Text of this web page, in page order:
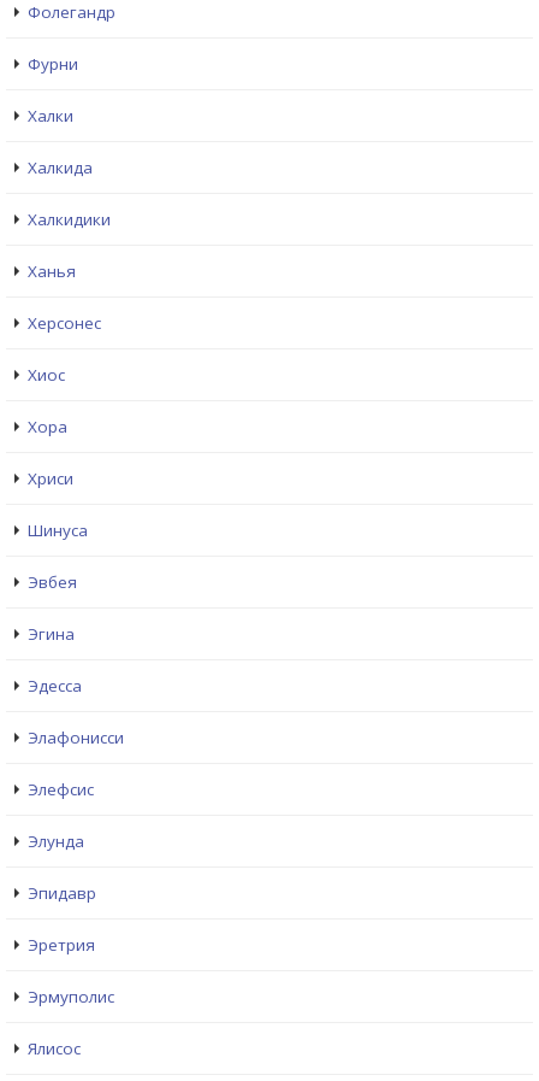
Фолегандр
Фурни
Халки
Халкида
Халкидики
Ханья
Херсонес
Хиос
Хора
Хриси
Шинуса
Эвбея
Эгина
Эдесса
Элафонисси
Элефсис
Элунда
Эпидавр
Эретрия
Эрмуполис
Ялисос